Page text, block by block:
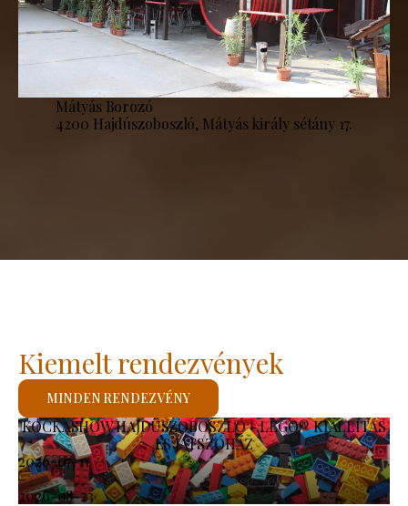
Mátyás Borozó
4200 Hajdúszoboszló, Mátyás király sétány 17.
KOCKASHOW HAJDÚSZOBOSZLÓ - LEGO® KIÁLLÍTÁS
ÉS JÁTSZÓHÁZ
2026-07-11
-
2026-08-23
Kiemelt rendezvények
MINDEN RENDEZVÉNY